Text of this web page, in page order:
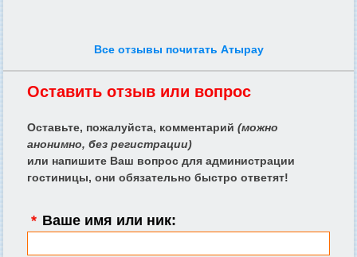
Все отзывы почитать Атырау
Оставить отзыв или вопрос
Оставьте, пожалуйста, комментарий (можно
анонимно, без регистрации)
или напишите Ваш вопрос для администрации
гостиницы, они обязательно быстро ответят!
* Ваше имя или ник: